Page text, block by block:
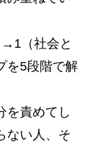
→1（社会と
を5段階で解
を責めてし
ない人、そ